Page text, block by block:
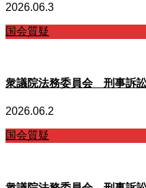
2026.06.3
国会質疑
衆議院法務委員会 刑事訴
2026.06.2
国会質疑